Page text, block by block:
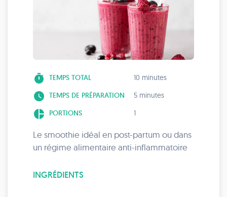
timer TEMPS TOTAL 10 minutes
watch_later TEMPS DE PRÉPARATION 5 minutes
pie_chart PORTIONS 1
Le smoothie idéal en post-partum ou dans
un régime alimentaire anti-inflammatoire
INGRÉDIENTS